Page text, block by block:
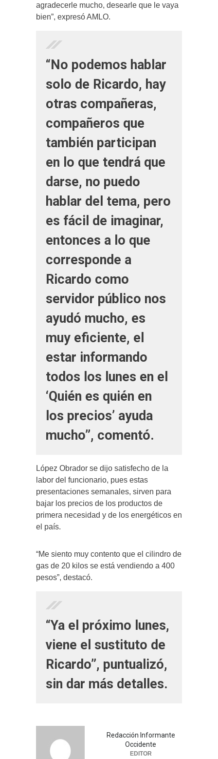
agradecerle mucho, desearle que le vaya
bien”, expresó AMLO.
“No podemos hablar
solo de Ricardo, hay
otras compañeras,
compañeros que
también participan
en lo que tendrá que
darse, no puedo
hablar del tema, pero
es fácil de imaginar,
entonces a lo que
corresponde a
Ricardo como
servidor público nos
ayudó mucho, es
muy eficiente, el
estar informando
todos los lunes en el
‘Quién es quién en
los precios’ ayuda
mucho”, comentó.
López Obrador se dijo satisfecho de la
labor del funcionario, pues estas
presentaciones semanales, sirven para
bajar los precios de los productos de
primera necesidad y de los energéticos en
el país.
“Me siento muy contento que el cilindro de
gas de 20 kilos se está vendiendo a 400
pesos”, destacó.
“Ya el próximo lunes,
viene el sustituto de
Ricardo”, puntualizó,
sin dar más detalles.
Redacción Informante
Occidente
EDITOR